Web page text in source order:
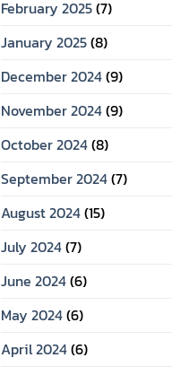
February 2025(7)
January 2025(8)
December 2024(9)
November 2024(9)
October 2024(8)
September 2024(7)
August 2024(15)
July 2024(7)
June 2024(6)
May 2024(6)
April 2024(6)